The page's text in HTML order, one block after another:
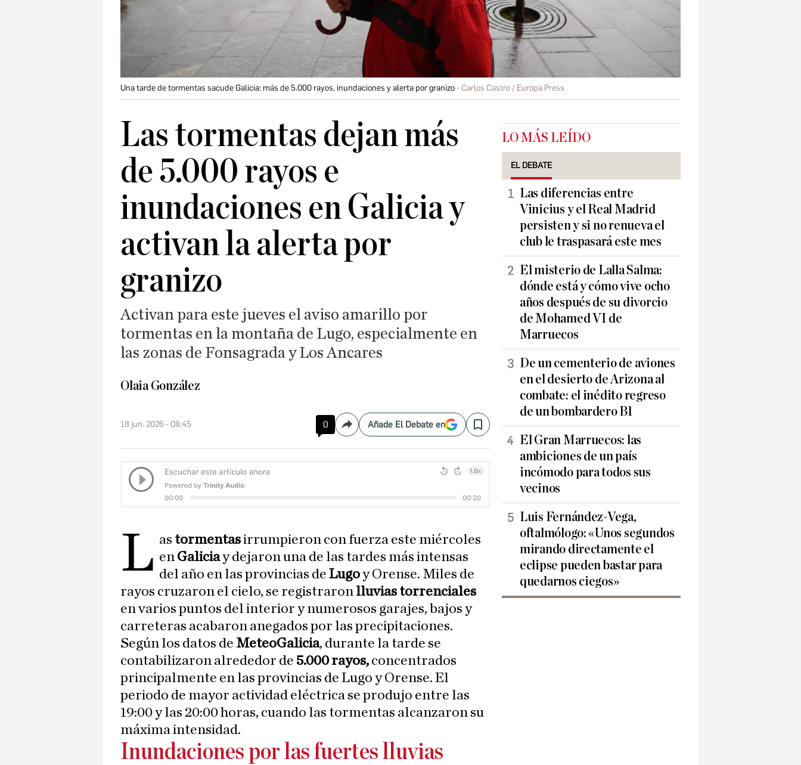
Una tarde de tormentas sacude Galicia: más de 5.000 rayos, inundaciones y alerta por granizo Carlos Castro / Europa Press
Las tormentas dejan más
de 5.000 rayos e
inundaciones en Galicia y
activan la alerta por
granizo
Activan para este jueves el aviso amarillo por
tormentas en la montaña de Lugo, especialmente en
las zonas de Fonsagrada y Los Ancares
Olaia González
18 jun. 2026 - 08:45 0 CompartirAñade El Debate en Save
L as tormentasirrumpieron con fuerza este miércoles
en Galiciay dejaron una de las tardes más intensas
del año en las provincias deLugoy Orense. Miles de
rayos cruzaron el cielo, se registraron lluvias torrenciales
en varios puntos del interior y numerosos garajes, bajos y
carreteras acabaron anegados por las precipitaciones.
Según los datos de MeteoGalicia, durante la tarde se
contabilizaron alrededor de 5.000 rayos, concentrados
principalmente en las provincias de Lugo y Orense. El
periodo de mayor actividad eléctrica se produjo entre las
19:00 y las 20:00 horas, cuando las tormentas alcanzaron su
máxima intensidad.
Inundaciones por las fuertes lluvias
LO MÁS LEÍDO
EL DEBATE
Las diferencias entre
Vinicius y el Real Madrid
persisten y si no renueva el
club le traspasará este mes
El misterio de Lalla Salma:
dónde está y cómo vive ocho
años después de su divorcio
de Mohamed VI de
Marruecos
De un cementerio de aviones
en el desierto de Arizona al
combate: el inédito regreso
de un bombardero B1
El Gran Marruecos: las
ambiciones de un país
incómodo para todos sus
vecinos
Luis Fernández-Vega,
oftalmólogo: «Unos segundos
mirando directamente el
eclipse pueden bastar para
quedarnos ciegos»